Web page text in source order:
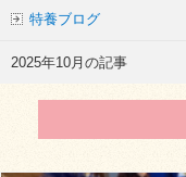
特養ブログ
2025年10月の記事